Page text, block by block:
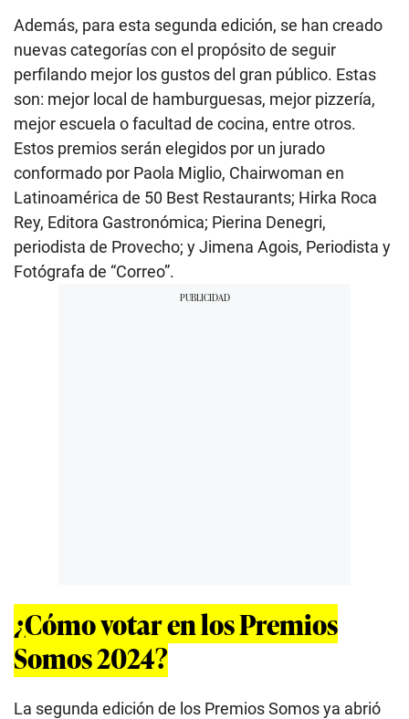
Además, para esta segunda edición, se han creado
nuevas categorías con el propósito de seguir
perfilando mejor los gustos del gran público. Estas
son: mejor local de hamburguesas, mejor pizzería,
mejor escuela o facultad de cocina, entre otros.
Estos premios serán elegidos por un jurado
conformado por Paola Miglio, Chairwoman en
Latinoamérica de 50 Best Restaurants; Hirka Roca
Rey, Editora Gastronómica; Pierina Denegri,
periodista de Provecho; y Jimena Agois, Periodista y
Fotógrafa de “Correo”.
¿Cómo votar en los Premios
Somos 2024?
La segunda edición de los Premios Somos ya abrió